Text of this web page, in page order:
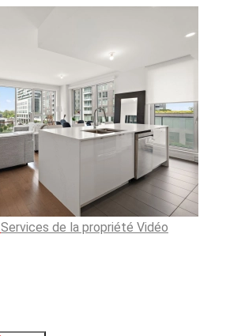
Services de la propriété Vidéo